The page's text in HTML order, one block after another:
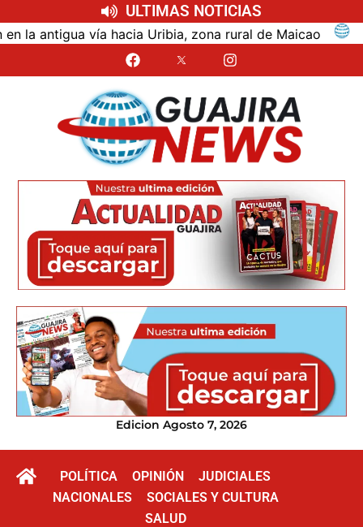
ULTIMAS NOTICIAS
vía hacia Uribia, zona rural de Maicao
Edicion Agosto 7, 2026
POLÍTICA OPINIÓN
JUDICIALES
NACIONALES
SOCIALES Y CULTURA
SALUD